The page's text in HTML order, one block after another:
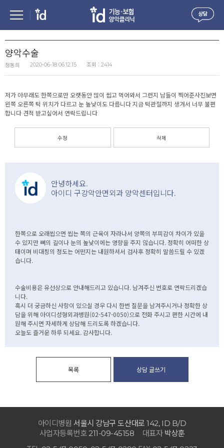
양악수술
정동희 2020-06-18 06:12:15 조회 : 2414
저가 아무래도 한쪽으로만 오랫동안 많이 씹고 먹어와서 그런지 남들이 찍어준사진보면
왼쪽 오른쪽 턱 위치가 다르고 눈 높낮이도 다릅니다 지금 턱관절까지 생겨서 너무 불편
합니다 견적 받고싶어서 연락드립니다
수정 삭제
안녕하세요.
아이디 구강악안면외과 양악센터입니다.
한쪽으로 오래씹으면 씹는 쪽의 근육이 자라나서 양쪽의 부피감이 차이가 있을
수 있지만 뼈의 길이나 눈의 높낮이에는 영향을 주지 않습니다. 정확히 어떠한 상
태이며 비대칭의 정도는 어떤지는 내원하셔서 검사후 정확히 말씀드릴 수 있겠
습니다.
수술비용은 유선상으로 안내해드리고 있습니다. 남겨주신 번호로 연락드리겠습
니다.
혹시 더 궁금하신 사항이 있으실 경우 다시 한번 질문을 남겨주시거나 정확한 상
담을 위해 아이디성형외과병원(02-547-0050)으로 전화 주시고 편한 시간에 내
원해 주시면 자세하게 상담해 드리도록 하겠습니다.
오늘도 즐거운 하루 되세요. 감사합니다.
아이디병원 서울시 강남구 도산대로142, ID B/D
사업자등록번호211-09-45158 대표자박상훈